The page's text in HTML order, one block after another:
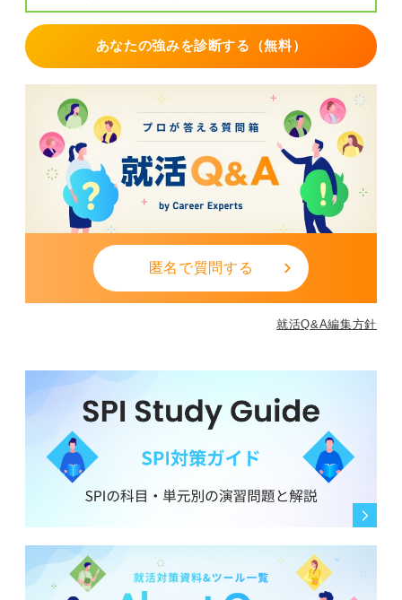
あなたの強みを診断する（無料）
匿名で質問する
就活Q&A編集方針